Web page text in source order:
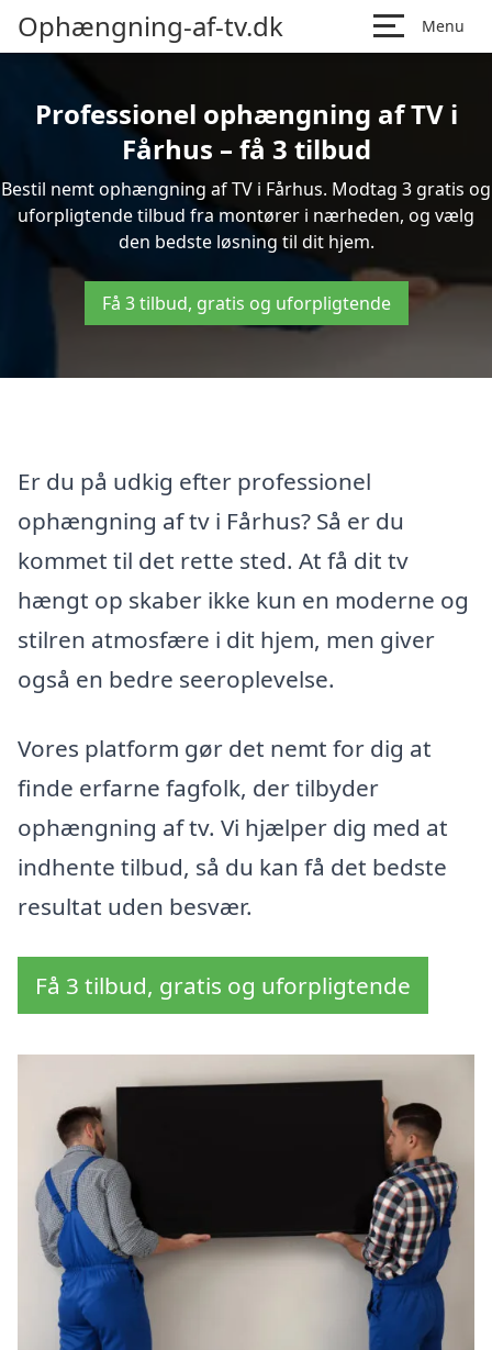
Ophængning-af-tv.dk Menu
Professionel ophængning af TV i
Fårhus – få 3 tilbud
Bestil nemt ophængning af TV i Fårhus. Modtag 3 gratis og
uforpligtende tilbud fra montører i nærheden, og vælg
den bedste løsning til dit hjem.
Få 3 tilbud, gratis og uforpligtende
Er du på udkig efter professionel
ophængning af tv i Fårhus? Så er du
kommet til det rette sted. At få dit tv
hængt op skaber ikke kun en moderne og
stilren atmosfære i dit hjem, men giver
også en bedre seeroplevelse.
Vores platform gør det nemt for dig at
finde erfarne fagfolk, der tilbyder
ophængning af tv. Vi hjælper dig med at
indhente tilbud, så du kan få det bedste
resultat uden besvær.
Få 3 tilbud, gratis og uforpligtende